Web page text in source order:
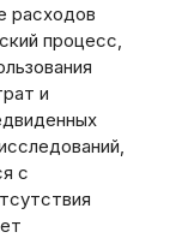
расходов
процесс‚
и
с